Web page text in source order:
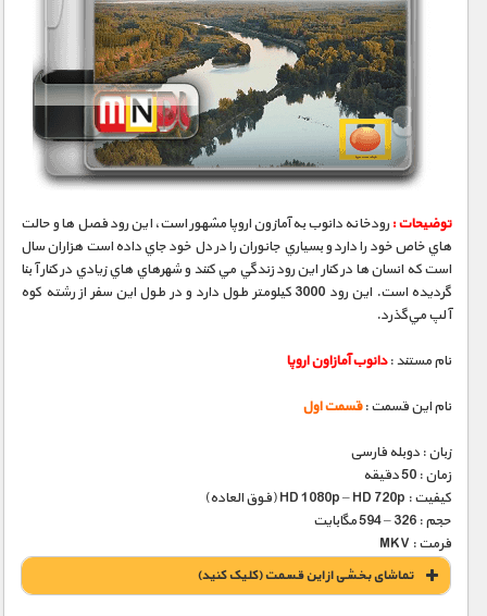
توضیحات :رودخانه دانوب به آمازون اروپا مشهور است، اين رود فصل ها و حالت
هاي خاص خود را دارد و بسياري جانوران را در دل خود جاي داده است هزاران سال
است كه انسان ها در كنار اين رود زندگي مي كنند و شهرهاي هاي زيادي در كنار آ بنا
گرديده است. اين رود 3000 كيلومتر طول دارد و در طول اين سفر از رشته كوه
آلپ مي‌گذرد.
نام مستند :دانوب آمازاون اروپا
نام این قسمت :قسمت اول
زبان : دوبله فارسی
زمان : 50 دقیقه
کیفیت : HD 1080p – HD 720p (فوق العاده)
حجم : 326 – 594 مگابایت
فرمت : MKV
تماشای بخشی از این قسمت (کلیک کنید)